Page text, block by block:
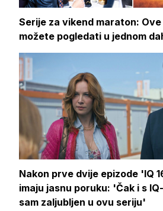
Serije za vikend maraton:
možete pogledati u jednom
Nakon prve dvije epizode 'IQ
imaju jasnu poruku: 'Čak i s
sam zaljubljen u ovu seriju'